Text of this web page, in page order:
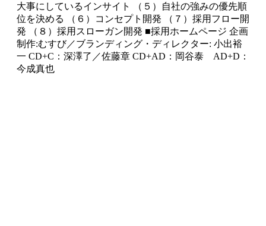
大事にしているインサイト （５）自社の強みの優先順
位を決める （６）コンセプト開発 （７）採用フロー開
発 （８）採用スローガン開発 ■採用ホームページ 企画
制作:むすび／ブランディング・ディレクター: 小出裕
一 CD+C：深澤了／佐藤章 CD+AD：岡谷泰 AD+D：
今成真也